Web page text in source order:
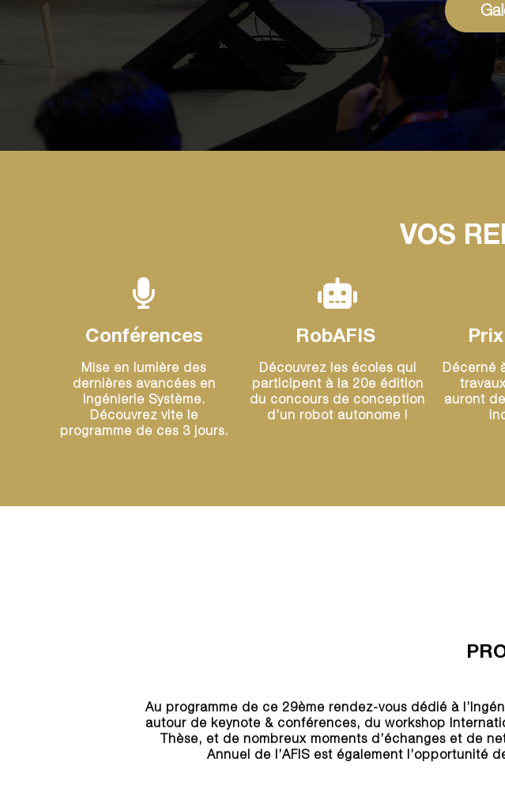
VOS
Conférences
Mise en lumière des
dernières avancées en
Ingénierie Système.
Découvrez vite le
programme de ces 3 jours.
RobAFIS
Découvrez les écoles qui
participent à la 20e édition
du concours de conception
d’un robot autonome !
Décerné
auront
Au programme de ce 29ème rendez-vous dédié à
autour de keynote & conférences, du workshop
Thèse, et de nombreux moments d’échanges et de
Annuel de l’AFIS est également l’opportunité